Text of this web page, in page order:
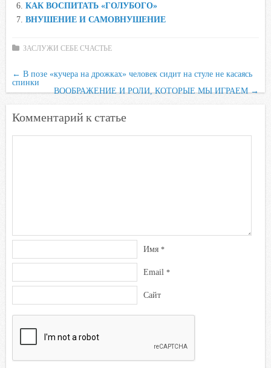
i
КАК ВОСПИТАТЬ «ГОЛУБОГО»
ВНУШЕНИЕ И САМОВНУШЕНИЕ
ЗАСЛУЖИ СЕБЕ СЧАСТЬЕ
← В позе «кучера на дрожках» человек сидит на стуле не касаясь
спинки
ВООБРАЖЕНИЕ И РОЛИ, КОТОРЫЕ МЫ ИГРАЕМ→
Комментарий к статье
Имя *
Email *
Сайт